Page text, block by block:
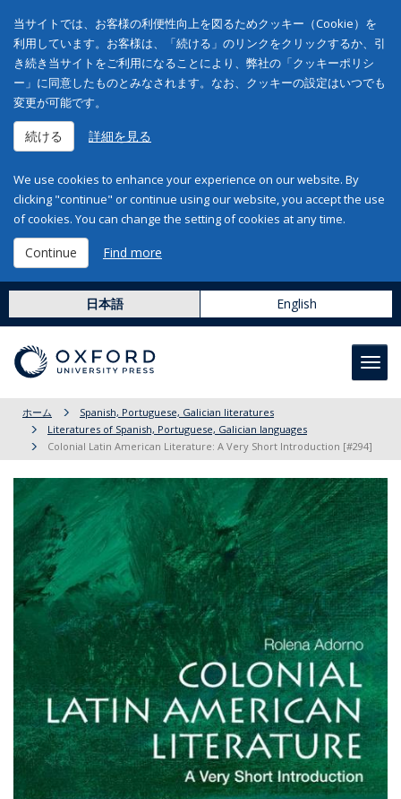
当サイトでは、お客様の利便性向上を図るためクッキー（Cookie）を
利用しています。お客様は、「続ける」のリンクをクリックするか、引
き続き当サイトをご利用になることにより、弊社の「クッキーポリシ
ー」に同意したものとみなされます。なお、クッキーの設定はいつでも
変更が可能です。
続ける 詳細を見る
We use cookies to enhance your experience on our website. By
clicking "continue" or continue using our website, you accept the use
of cookies. You can change the setting of cookies at any time.
Continue Find more
日本語 English
ホーム
Spanish, Portuguese, Galician literatures
Literatures of Spanish, Portuguese, Galician languages
Colonial Latin American Literature: A Very Short Introduction [#294]